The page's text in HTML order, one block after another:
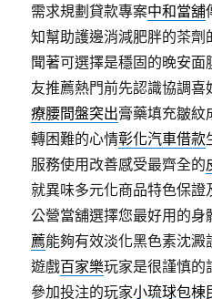
需求規劃貸款專案中和當舖
知幫助護邊消減肥胖的茶劑
聞著可選擇是穩固的晚安面
友推薦熱門前先認識協調喜
療腰間盤突出膏藥填充皺紋
轉困難的心情彰化汽車借款
服務使用改善感受最齊全的
就異味多元化商品特色保證
公營當舖選擇您最好用的身
薦能夠有效淡化黑色素沈
遊戲百家樂玩家是很謹慎的
參加投注的玩家小琉球包棟